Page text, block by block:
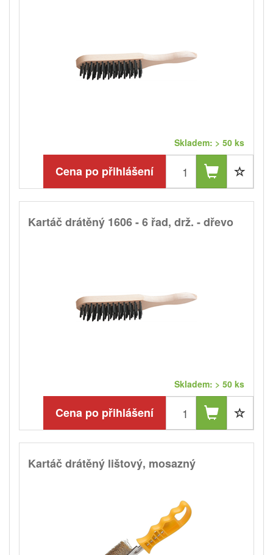
Skladem: > 50 ks
Cena po přihlášení
Kartáč drátěný 1606 - 6 řad, drž. - dřevo
Skladem: > 50 ks
Cena po přihlášení
Kartáč drátěný lištový, mosazný